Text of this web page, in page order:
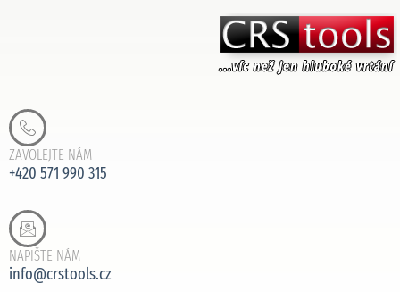
ZAVOLEJTE NÁM
+420 571 990 315
NAPIŠTE NÁM
info@crstools.cz